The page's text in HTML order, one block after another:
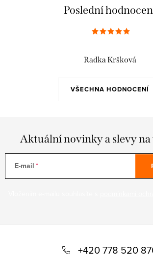
Poslední
VŠECHNA HODNOCENÍ
Radka Kršková
Aktuální novinky a slevy na
E-mail
+420 778 520